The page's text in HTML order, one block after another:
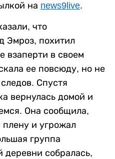
на news9live.
что
Эмроз, похитил
взаперти в своем
ее повсюду, но не
Спустя
вернулась домой и
Она сообщила,
и угрожал
группа
деревни собралась,